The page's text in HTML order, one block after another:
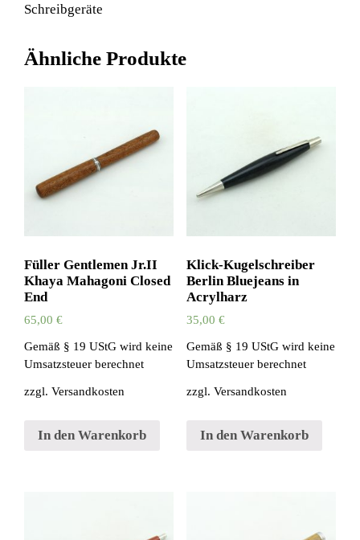
Schreibgeräte
Ähnliche Produkte
Füller Gentlemen Jr.II
Khaya Mahagoni Closed
End
65,00 €
Gemäß § 19 UStG wird keine
Umsatzsteuer berechnet
zzgl. Versandkosten
In den Warenkorb
Klick-Kugelschreiber
Berlin Bluejeans in
Acrylharz
35,00 €
Gemäß § 19 UStG wird keine
Umsatzsteuer berechnet
zzgl. Versandkosten
In den Warenkorb